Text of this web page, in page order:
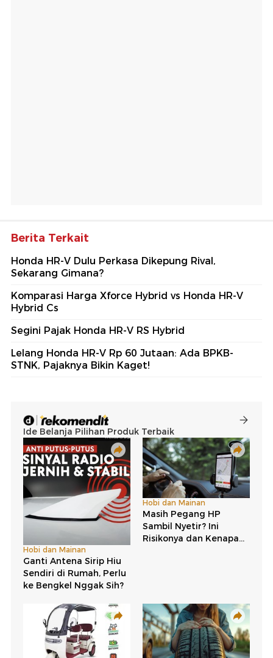
Berita Terkait
Honda HR-V Dulu Perkasa Dikepung Rival,
Sekarang Gimana?
Komparasi Harga Xforce Hybrid vs Honda HR-V
Hybrid Cs
Segini Pajak Honda HR-V RS Hybrid
Lelang Honda HR-V Rp 60 Jutaan: Ada BPKB-
STNK, Pajaknya Bikin Kaget!